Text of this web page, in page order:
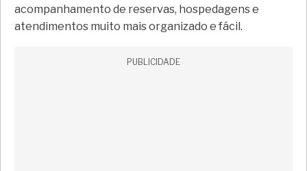
acompanhamento de reservas, hospedagens e
atendimentos muito mais organizado e fácil.
PUBLICIDADE